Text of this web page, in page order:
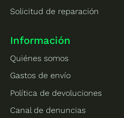
Solicitud de reparación
Información
Quiénes somos
Gastos de envío
Política de devoluciones
Canal de denuncias